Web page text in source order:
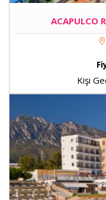
ACAPULCO
Kişi